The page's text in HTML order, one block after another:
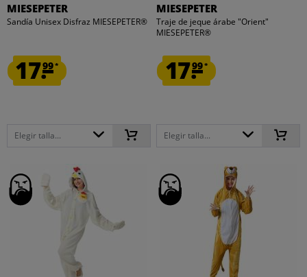
MIESEPETER
Sandía Unisex Disfraz MIESEPETER®
17.99*
Elegir talla...
MIESEPETER
Traje de jeque árabe "Orient"
MIESEPETER®
17.99*
Elegir talla...